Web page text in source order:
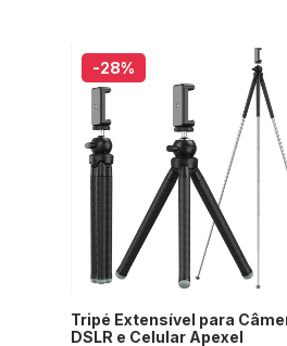
-28%
Tripé Extensível para
DSLR e Celular Apexel